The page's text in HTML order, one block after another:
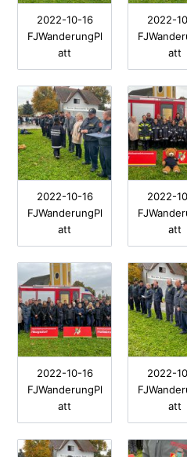
2022-10-16
FJWanderungPl
att
2022-
att
2022-10-16
FJWanderungPl
att
2022-
att
2022-10-16
FJWanderungPl
att
2022-
att